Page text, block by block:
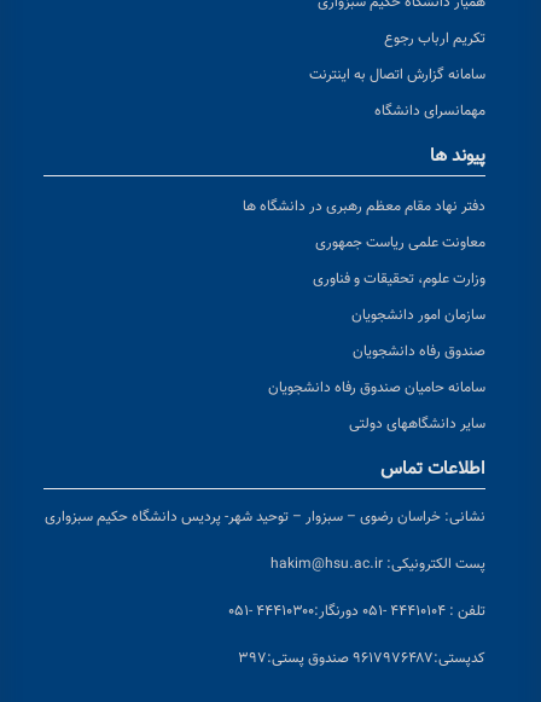
تکریم ارباب رجوع
سامانه گزارش اتصال به اینترنت
مهمانسرای دانشگاه
پیوند ها
دفتر نهاد مقام معظم رهبری در دانشگاه ها
معاونت علمی ریاست جمهوری
وزارت علوم، تحقیقات و فناوری
سازمان امور دانشجویان
صندوق رفاه دانشجویان
سامانه حامیان صندوق رفاه دانشجویان
سایر دانشگاههای دولتی
اطلاعات تماس
نشانی: خراسان رضوی – سبزوار – توحید شهر- پردیس دانشگاه حکیم سبزواری
پست الکترونیکی: hakim@hsu.ac.ir
تلفن : ۴۴۴۱۰۱۰۴ -۰۵۱ دورنگار:۴۴۴۱۰۳۰۰ -۰۵۱
کدپستی:۹۶۱۷۹۷۶۴۸۷ صندوق پستی:۳۹۷